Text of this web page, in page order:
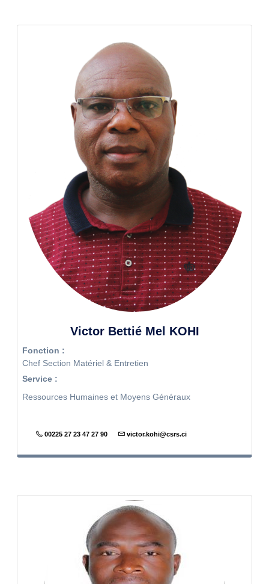
Victor Bettié Mel KOHI
Fonction :
Chef Section Matériel & Entretien
Service :
Ressources Humaines et Moyens Généraux
00225 27 23 47 27 90 victor.kohi@csrs.ci